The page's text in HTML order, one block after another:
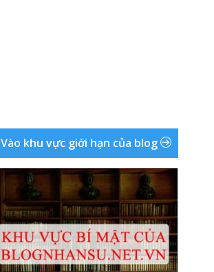
Vào khu vực giới hạn của blog